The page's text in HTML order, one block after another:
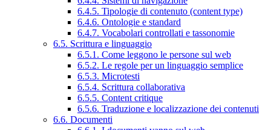
6.4.5. Tipologie di contenuto (content type)
6.4.6. Ontologie e standard
6.4.7. Vocabolari controllati e tassonomie
6.5. Scrittura e linguaggio
6.5.1. Come leggono le persone sul web
6.5.2. Le regole per un linguaggio semplice
6.5.3. Microtesti
6.5.4. Scrittura collaborativa
6.5.5. Content critique
6.5.6. Traduzione e localizzazione dei contenuti
6.6. Documenti